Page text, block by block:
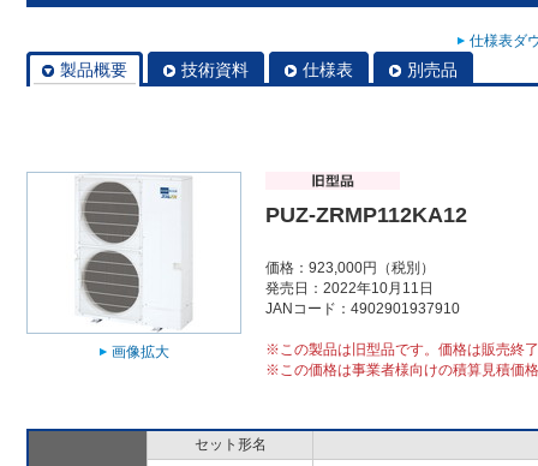
仕様表ダ
製品概要 技術資料 仕様表 別売品
画像拡大
PUZ-ZRMP112KA12
価格：923,000円（税別）
発売日：2022年10月11日
JANコード：4902901937910
※この製品は旧型品です。価格は販売終
※この価格は事業者様向けの積算見積価
セット形名